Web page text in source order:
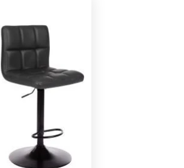
was:
€ 116,00.
is:
€ 105,00.